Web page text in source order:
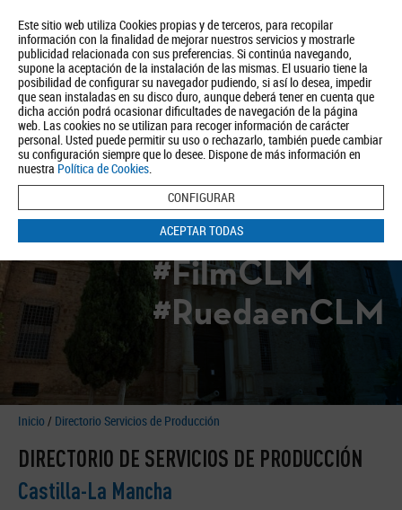
Este sitio web utiliza Cookies propias y de terceros, para recopilar
información con la finalidad de mejorar nuestros servicios y mostrarle
publicidad relacionada con sus preferencias. Si continúa navegando,
supone la aceptación de la instalación de las mismas. El usuario tiene la
posibilidad de configurar su navegador pudiendo, si así lo desea, impedir
que sean instaladas en su disco duro, aunque deberá tener en cuenta que
dicha acción podrá ocasionar dificultades de navegación de la página
web. Las cookies no se utilizan para recoger información de carácter
personal. Usted puede permitir su uso o rechazarlo, también puede cambiar
su configuración siempre que lo desee. Dispone de más información en
nuestra Política de Cookies.
CONFIGURAR
ACEPTAR TODAS
Quiénes somos Turismo Política de Privacidad Aviso Legal
Política de Cookies
BUSCAR
#FilmCLM
#RuedaenCLM
Inicio / Directorio Servicios de Producción
DIRECTORIO DE SERVICIOS DE PRODUCCIÓN
Castilla-La Mancha